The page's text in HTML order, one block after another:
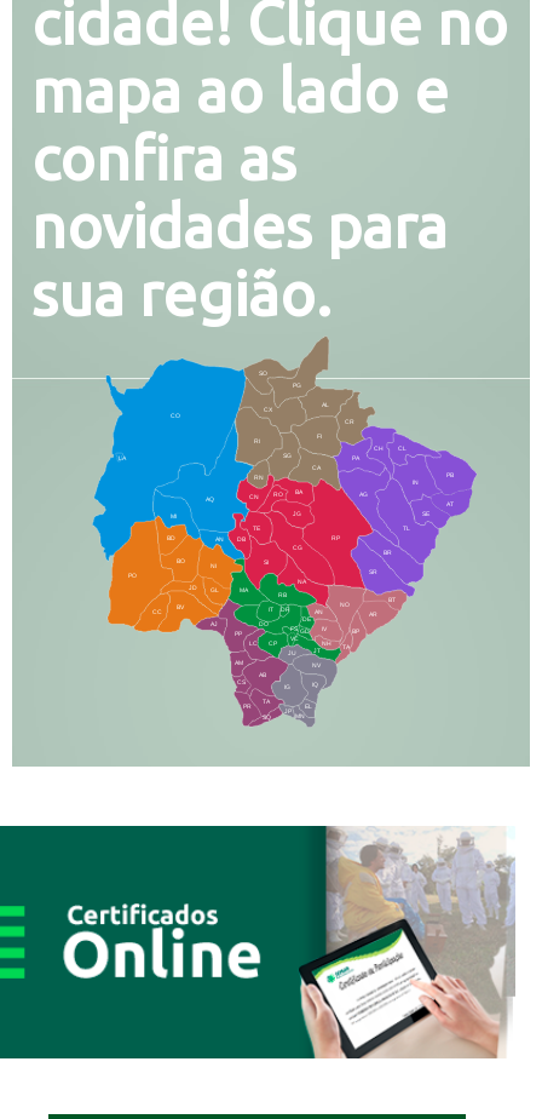
cidade! Clique no
mapa ao lado e
confira as
novidades para
sua região.
CO
AQ
MI
AN
CX
RI
AL
CR
FI
SG
BA
CA
PA
CH CL
PB
SE
TL
AG
BR
SR
BT
AR
RP
RO
JG
CG
SI
NA
TA
NH
JT
RB
MA
IT
DR
DO
CP
JU
NV
IQ
EL
BD
BO
NI
JD
PO
BV
CC
PP
AJ
LC
AM
AB
JP
DB
TE
CS
PR
TA
SQ
IG
MN
IN
NO
BP
RN
CN
GL
AN
IV
FS
VC
GD
DE
AT
PG
SO
LA